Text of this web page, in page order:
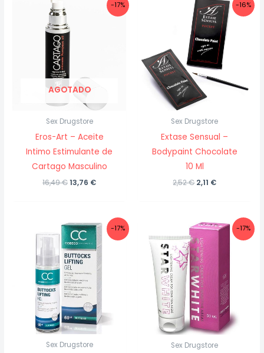
-17%
AGOTADO
Sex Drugstore
Eros-Art – Aceite
Intimo Estimulante de
Cartago Masculino
16,49€El
13,76 €El
13,76 €.
-16%
Sex Drugstore
Extase Sensual –
Bodypaint Chocolate
10 Ml
2,52€ El
2,11 €El
2,11 €.
-17%
Sex Drugstore
-17%
Sex Drugstore